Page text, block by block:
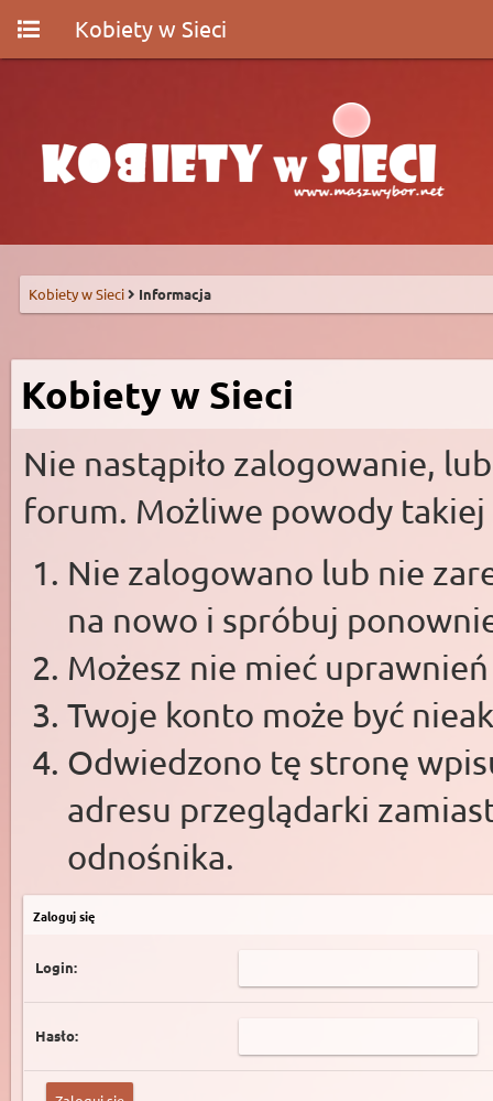
Kobiety w Sieci
Kobiety w Sieci Informacja
Kobiety w Sieci
Nie nastąpiło zalogowanie,
forum. Możliwe powody takiej
Nie zalogowano lub nie
na nowo i spróbuj
Możesz nie mieć
Twoje konto może być
Odwiedzono tę stronę
adresu przeglądarki
odnośnika.
Zaloguj się
Login:
Hasło: